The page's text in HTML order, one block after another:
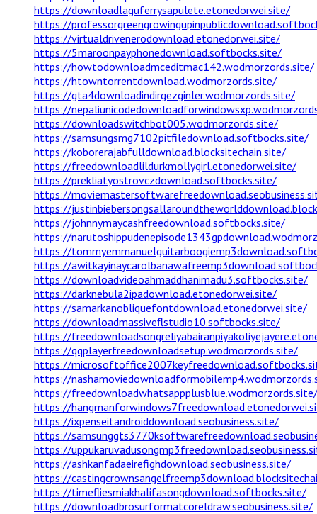
https://downloadlaguferrysapulete.etonedorwei.site/
https://
https://virtualdrivenerodownload.etonedorwei.site/
https://5maroonpayphonedownload.softbocks.site/
https://howtodownloadmceditmac142.wodmorzords.site/
https://htowntorrentdownload.wodmorzords.site/
https://gta4downloadindirgezginler.wodmorzords.site/
https://
https://downloadswitchbot005.wodmorzords.site/
https://samsungsmg7102pitfiledownload.softbocks.site/
https://koborerajabfulldownload.blocksitechain.site/
https://freedownloadlildurkmollygirl.etonedorwei.site/
https://prekliatyostrovczdownload.softbocks.site/
https://
https://
https://johnnymaycashfreedownload.softbocks.site/
https://
https://
https://
https://downloadvideoahmaddhanimadu3.softbocks.site/
https://darknebula2ipadownload.etonedorwei.site/
https://samarkanobliquefontdownload.etonedorwei.site/
https://downloadmassiveflstudio10.softbocks.site/
https://
https://qqplayerfreedownloadsetup.wodmorzords.site/
https://
https://
https://freedownloadwhatsappplusblue.wodmorzords.site/
https://
https://ixpenseitandroiddownload.seobusiness.site/
https://
https://
https://ashkanfadaeirefighdownload.seobusiness.site/
https://
https://timefliesmiakhalifasongdownload.softbocks.site/
https://downloadbrosurformatcoreldraw.seobusiness.site/